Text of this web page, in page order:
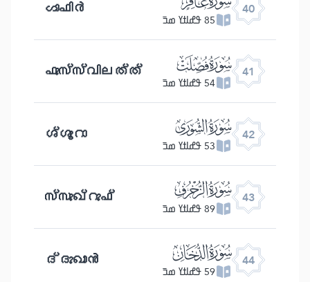
40
85 ߟߝߊߙߌ ߘߏ߫ ഗാഫിർ
41 ﯖ
54 ߟߝߊߙߌ ߘߏ߫ ഫുസ്സ്വിലത്ത്
42 ﯗ
53 ߟߝߊߙߌ ߘߏ߫ ശ്ശൂറാ
43 ﯘ
89 ߟߝߊߙߌ ߘߏ߫ സ്സുഖ്റുഫ്
44 ﯙ
59 ߟߝߊߙߌ ߘߏ߫ ദ്ദുഖാൻ